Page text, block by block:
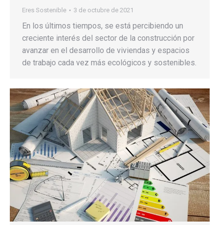
Eres Sostenible 3 de octubre de 2021
En los últimos tiempos, se está percibiendo un
creciente interés del sector de la construcción por
avanzar en el desarrollo de viviendas y espacios
de trabajo cada vez más ecológicos y sostenibles.